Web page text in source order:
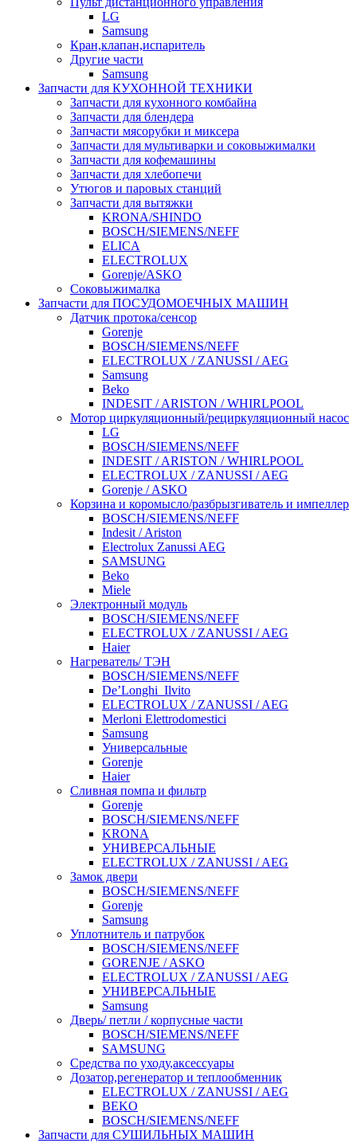
LG
Samsung
Кран,клапан,испаритель
Другие части
Samsung
Запчасти для КУХОННОЙ ТЕХНИКИ
Запчасти для кухонного комбайна
Запчасти для блендера
Запчасти мясорубки и миксера
Запчасти для мультиварки и соковыжималки
Запчасти для кофемашины
Запчасти для хлебопечи
Утюгов и паровых станций
Запчасти для вытяжки
KRONA/SHINDO
BOSCH/SIEMENS/NEFF
ELICA
ELECTROLUX
Gorenje/ASKO
Соковыжималка
Запчасти для ПОСУДОМОЕЧНЫХ МАШИН
Датчик протока/сенсор
Gorenje
BOSCH/SIEMENS/NEFF
ELECTROLUX / ZANUSSI / AEG
Samsung
Beko
INDESIT / ARISTON / WHIRLPOOL
Мотор циркуляционный/рециркуляционный насос
LG
BOSCH/SIEMENS/NEFF
INDESIT / ARISTON / WHIRLPOOL
ELECTROLUX / ZANUSSI / AEG
Gorenje / ASKO
Корзина и коромысло/разбрызгиватель и импеллер
BOSCH/SIEMENS/NEFF
Indesit / Ariston
Electrolux Zanussi AEG
SAMSUNG
Beko
Miele
Электронный модуль
BOSCH/SIEMENS/NEFF
ELECTROLUX / ZANUSSI / AEG
Haier
Нагреватель/ ТЭН
BOSCH/SIEMENS/NEFF
De’Longhi_Ilvito
ELECTROLUX / ZANUSSI / AEG
Merloni Elettrodomestici
Samsung
Универсальные
Gorenje
Haier
Сливная помпа и фильтр
Gorenje
BOSCH/SIEMENS/NEFF
KRONA
УНИВЕРСАЛЬНЫЕ
ELECTROLUX / ZANUSSI / AEG
Замок двери
BOSCH/SIEMENS/NEFF
Gorenje
Samsung
Уплотнитель и патрубок
BOSCH/SIEMENS/NEFF
GORENJE / ASKO
ELECTROLUX / ZANUSSI / AEG
УНИВЕРСАЛЬНЫЕ
Samsung
Дверь/ петли / корпусные части
BOSCH/SIEMENS/NEFF
SAMSUNG
Средства по уходу,аксессуары
Дозатор,регенератор и теплообменник
ELECTROLUX / ZANUSSI / AEG
BEKO
BOSCH/SIEMENS/NEFF
Запчасти для СУШИЛЬНЫХ МАШИН